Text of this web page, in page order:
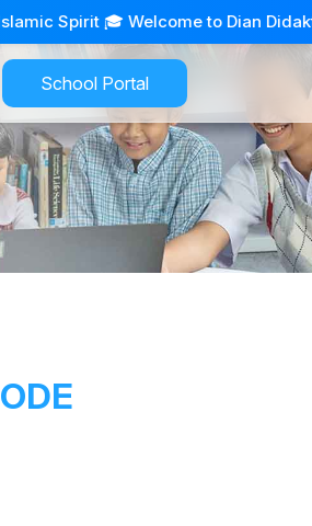
Welcome to Dian Didaktika
School Portal